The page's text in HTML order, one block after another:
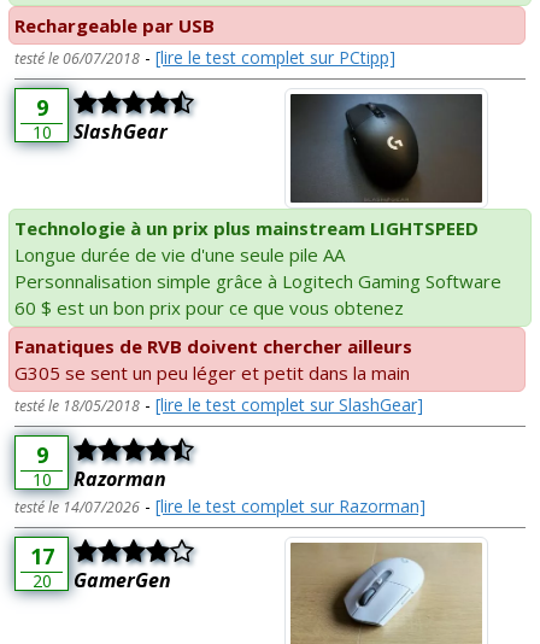
Rechargeable par USB
testé le 06/07/2018 - [lire le test complet sur PCtipp]
9
10 SlashGear
Technologie à un prix plus mainstream LIGHTSPEED
Longue durée de vie d'une seule pile AA
Personnalisation simple grâce à Logitech Gaming Software
60 $ est un bon prix pour ce que vous obtenez
Fanatiques de RVB doivent chercher ailleurs
G305 se sent un peu léger et petit dans la main
testé le 18/05/2018 - [lire le test complet sur SlashGear]
9
10 Razorman
testé le 14/07/2026 - [lire le test complet sur Razorman]
17
20 GamerGen